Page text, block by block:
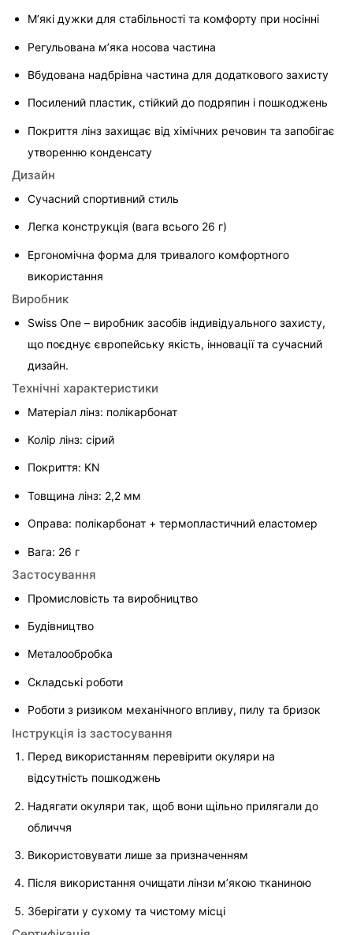
М’які дужки для стабільності та комфорту при носінні
Регульована м’яка носова частина
Вбудована надбрівна частина для додаткового захисту
Посилений пластик, стійкий до подряпин і пошкоджень
Покриття лінз захищає від хімічних речовин та запобігає
утворенню конденсату
Дизайн
Сучасний спортивний стиль
Легка конструкція (вага всього 26 г)
Ергономічна форма для тривалого комфортного
використання
Виробник
Swiss One – виробник засобів індивідуального захисту,
що поєднує європейську якість, інновації та сучасний
дизайн.
Технічні характеристики
Матеріал лінз: полікарбонат
Колір лінз: сірий
Покриття: KN
Товщина лінз: 2,2 мм
Оправа: полікарбонат + термопластичний еластомер
Вага: 26 г
Застосування
Промисловість та виробництво
Будівництво
Металообробка
Складські роботи
Роботи з ризиком механічного впливу, пилу та бризок
Інструкція із застосування
Перед використанням перевірити окуляри на
відсутність пошкоджень
Надягати окуляри так, щоб вони щільно прилягали до
обличчя
Використовувати лише за призначенням
Після використання очищати лінзи м’якою тканиною
Зберігати у сухому та чистому місці